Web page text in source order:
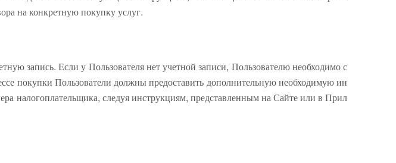
на конкретную покупку услуг.
запись. Если у Пользователя нет учетной записи, Пользователю необходимо с
покупки Пользователи должны предоставить дополнительную необходимую ин
налогоплательщика, следуя инструкциям, представленным на Сайте или в Прил